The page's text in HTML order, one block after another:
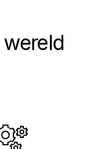
wereld